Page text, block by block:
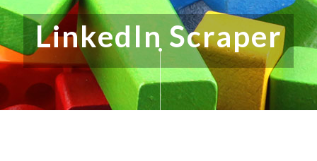
LinkedIn Scraper